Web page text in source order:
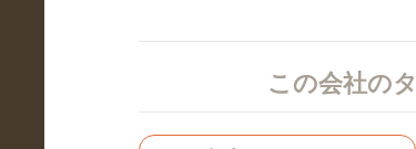
この会社の